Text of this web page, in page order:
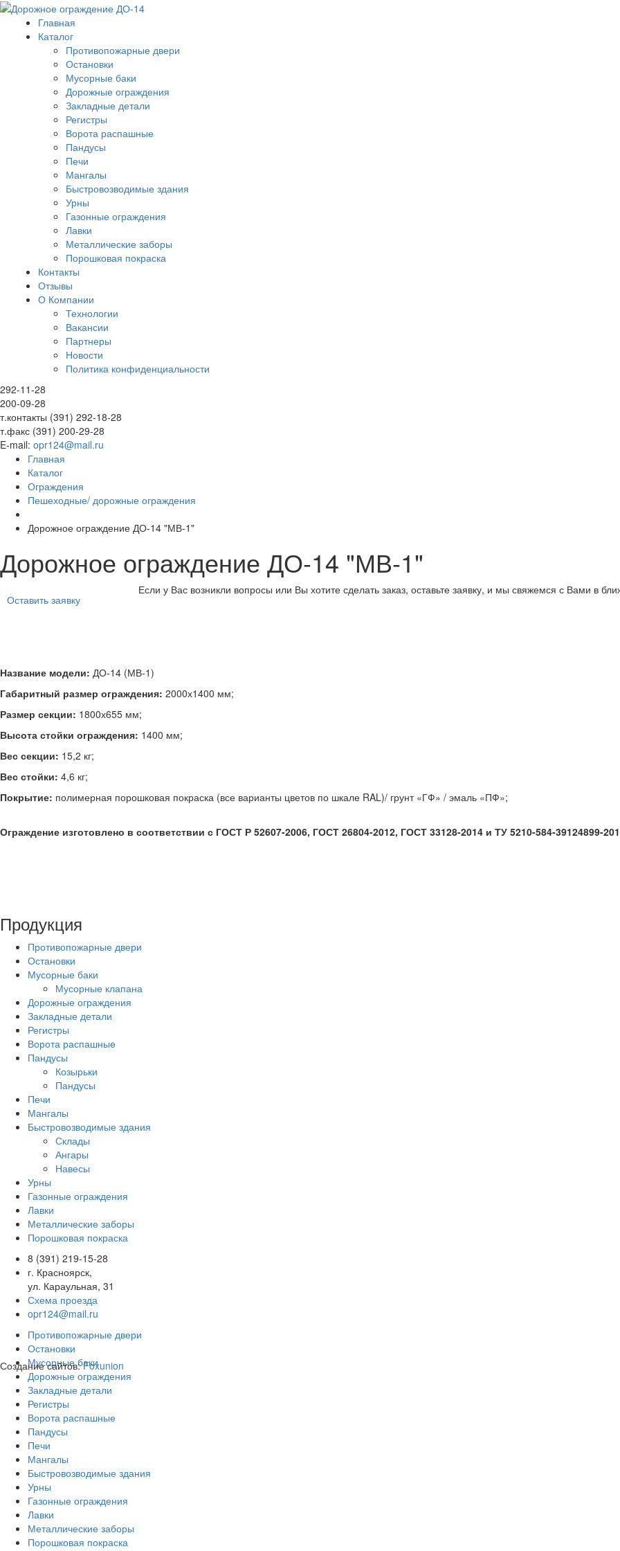
Главная
Каталог
Противопожарные двери
Остановки
Мусорные баки
Дорожные ограждения
Закладные детали
Регистры
Ворота распашные
Пандусы
Печи
Мангалы
Быстровозводимые здания
Урны
Газонные ограждения
Лавки
Металлические заборы
Порошковая покраска
Контакты
Отзывы
О Компании
Технологии
Вакансии
Партнеры
Новости
Политика конфиденциальности
292-11-28
200-09-28
т.контакты (391) 292-18-28
т.факс (391) 200-29-28
E-mail: opr124@mail.ru
Главная
Каталог
Ограждения
Пешеходные/ дорожные ограждения
Дорожное ограждение ДО-14 "МВ-1"
Дорожное ограждение ДО-14 "МВ-1"
Если у Вас возникли вопросы или Вы хотите сделать заказ, оставьте заявку, и мы свяжемся с Вами в
Оставить заявку
Название модели: ДО-14 (МВ-1)
Габаритный размер ограждения: 2000х1400 мм;
Размер секции: 1800х655 мм;
Высота стойки ограждения: 1400 мм;
Вес секции: 15,2 кг;
Вес стойки: 4,6 кг;
Покрытие: полимерная порошковая покраска (все варианты цветов по шкале RAL)/ грунт «ГФ» / эмаль «ПФ»;
Ограждение изготовлено в соответствии с ГОСТ Р 52607-2006, ГОСТ 26804-2012, ГОСТ 33128-2014 и ТУ 5210-584-39124899-
Продукция
Противопожарные двери
Остановки
Мусорные баки
Мусорные клапана
Дорожные ограждения
Закладные детали
Регистры
Ворота распашные
Пандусы
Козырьки
Пандусы
Печи
Мангалы
Быстровозводимые здания
Склады
Ангары
Навесы
Урны
Газонные ограждения
Лавки
Металлические заборы
Порошковая покраска
8 (391) 219-15-28
г. Красноярск,
ул. Караульная, 31
Схема проезда
opr124@mail.ru
Создание сайтов:Foxunion
Противопожарные двери
Остановки
Мусорные баки
Дорожные ограждения
Закладные детали
Регистры
Ворота распашные
Пандусы
Печи
Мангалы
Быстровозводимые здания
Урны
Газонные ограждения
Лавки
Металлические заборы
Порошковая покраска